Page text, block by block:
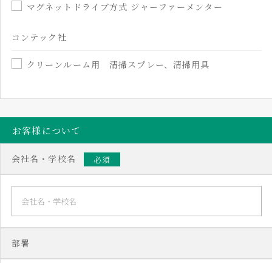
マグネットドライブ方式 ジャーファーメンター
コンテック社
クリーンルーム用 清掃スプレー、清掃用具
お客様について
会社名・学校名 必須
部署